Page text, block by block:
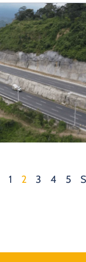
1 2 3 4 5